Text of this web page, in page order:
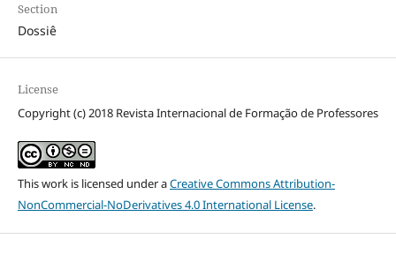
Section
Dossiê
License
Copyright (c) 2018 Revista Internacional de Formação de Professores
This work is licensed under aCreative Commons Attribution-
NonCommercial-NoDerivatives 4.0 International License.